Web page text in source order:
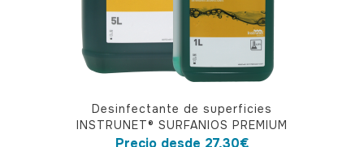
producto
producto
Desinfectante de superficies
INSTRUNET® SURFANIOS PREMIUM